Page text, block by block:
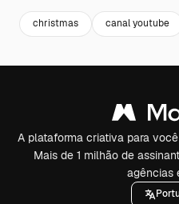
christmas canal youtube
A plataforma criativa para
Mais de 1 milhão de
agências